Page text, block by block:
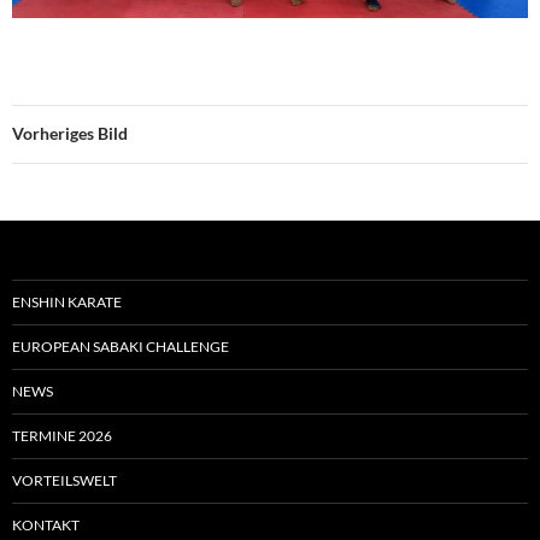
Vorheriges Bild
ENSHIN KARATE
EUROPEAN SABAKI CHALLENGE
NEWS
TERMINE 2026
VORTEILSWELT
KONTAKT